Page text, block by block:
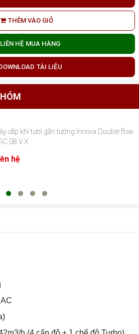
THÊM VÀO GIỎ
HỆ MUA HÀNG
TÀI LIỆU
cấp khí tươi gắn tường Innova Double flow
08 V X
hệ